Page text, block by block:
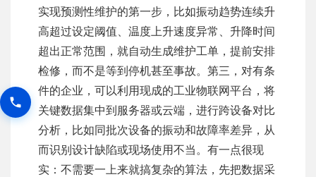
实现预测性维护的第一步，比如振动趋势连续升
高超过设定阈值、温度上升速度异常、升降时间
超出正常范围，就自动生成维护工单，提前安排
检修，而不是等到停机甚至事故。第三，对有条
件的企业，可以利用现成的工业物联网平台，将
关键数据集中到服务器或云端，进行跨设备对比
分析，比如同批次设备的振动和故障率差异，从
而识别设计缺陷或现场使用不当。有一点很现
实：不需要一上来就搞复杂的算法，先把数据采